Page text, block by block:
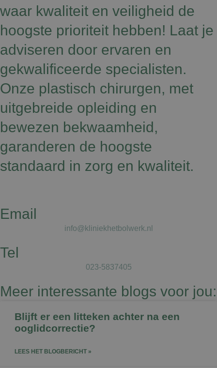
waar kwaliteit en veiligheid de
hoogste prioriteit hebben! Laat je
adviseren door ervaren en
gekwalificeerde specialisten.
Onze plastisch chirurgen, met
uitgebreide opleiding en
bewezen bekwaamheid,
garanderen de hoogste
standaard in zorg en kwaliteit.
Email
info@kliniekhetbolwerk.nl
Tel
023-5837405
Meer interessante blogs voor jou:
Blijft er een litteken achter na een
ooglidcorrectie?
LEES HET BLOGBERICHT »